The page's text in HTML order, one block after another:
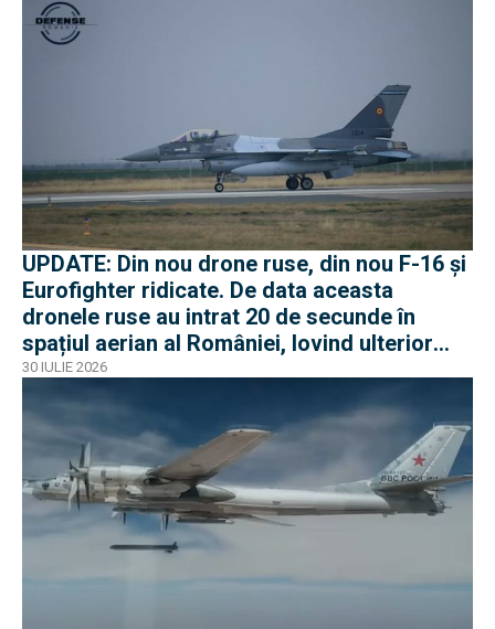
UPDATE: Din nou drone ruse, din nou F-16 și
Eurofighter ridicate. De data aceasta
dronele ruse au intrat 20 de secunde în
spațiul aerian al României, lovind ulterior
Ucraina
30 IULIE 2026